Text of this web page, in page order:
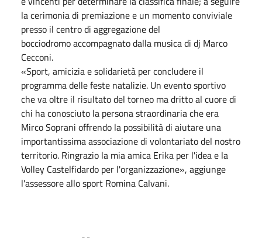
la cerimonia di premiazione e un momento conviviale
presso il centro di aggregazione del
bocciodromoaccompagnato dalla musica di dj Marco
Cecconi.
«Sport, amicizia e solidarietà per concludere il
programma delle feste natalizie. Un evento sportivo
che va oltre il risultato del torneo ma dritto al cuore di
chi ha conosciuto la persona straordinaria che era
Mirco Soprani offrendo la possibilità di aiutare una
importantissima associazione di volontariato del nostro
territorio. Ringrazio la mia amica Erika per l'idea e la
Volley Castelfidardo per l'organizzazione», aggiunge
l'assessore allo sport Romina Calvani.